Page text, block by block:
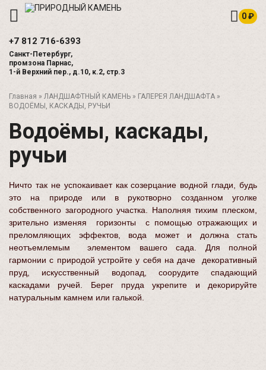
0 ₽
+7 812 716-6393
Санкт-Петербург,
промзона Парнас,
1-й Верхний пер., д.10, к.2, стр.3
Главная » ЛАНДШАФТНЫЙ КАМЕНЬ » ГАЛЕРЕЯ ЛАНДШАФТА »
ВОДОЁМЫ, КАСКАДЫ, РУЧЬИ
Водоёмы, каскады,
ручьи
Ничто так не успокаивает как созерцание водной глади, будь
это на природе или в рукотворно созданном уголке
собственного загородного участка. Наполняя тихим плеском,
зрительно изменяя горизонты с помощью отражающих и
преломляющих эффектов, вода может и должна стать
неотъемлемым элементом вашего сада. Для полной
гармонии с природой устройте у себя на даче декоративный
пруд, искусственный водопад, соорудите спадающий
каскадами ручей. Берег пруда укрепите и декорируйте
натуральным камнем или галькой.